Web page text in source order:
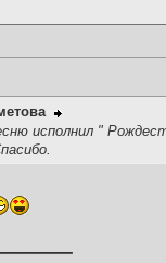
исполнил "